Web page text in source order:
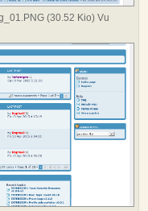
(30.52 Kio) Vu